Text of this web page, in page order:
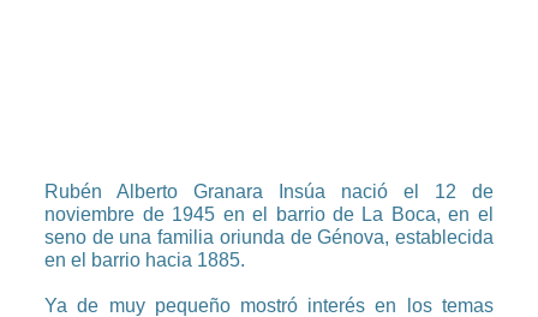
Rubén Alberto Granara Insúa nació el 12 de
noviembre de 1945 en el barrio de La Boca, en el
seno de una familia oriunda de Génova, establecida
en el barrio hacia 1885.
Ya de muy pequeño mostró interés en los temas